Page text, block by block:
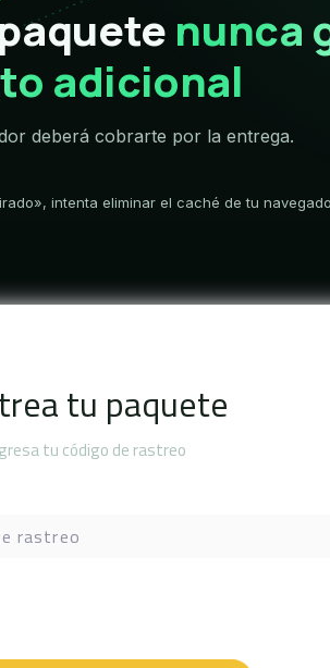
nunca
adicional
deberá cobrarte por la entrega.
intenta eliminar el caché de tu
tu paquete
tu código de rastreo